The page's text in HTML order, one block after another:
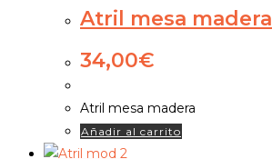
Atril mesa madera
34,00€
Atril mesa madera
Añadir al carrito